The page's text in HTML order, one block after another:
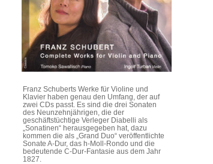
Franz Schuberts Werke für Violine und
Klavier haben genau den Umfang, der auf
zwei CDs passt. Es sind die drei Sonaten
des Neunzehnjährigen, die der
geschäftstüchtige Verleger Diabelli als
„Sonatinen“ herausgegeben hat, dazu
kommen die als „Grand Duo“ veröffentlichte
Sonate A-Dur, das h-Moll-Rondo und die
bedeutende C-Dur-Fantasie aus dem Jahr
1827.